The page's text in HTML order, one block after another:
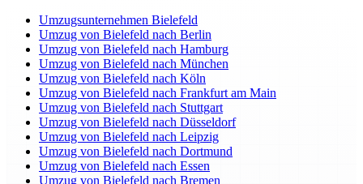
Umzugsunternehmen Bielefeld
Umzug von Bielefeld nach Berlin
Umzug von Bielefeld nach Hamburg
Umzug von Bielefeld nach München
Umzug von Bielefeld nach Köln
Umzug von Bielefeld nach Frankfurt am Main
Umzug von Bielefeld nach Stuttgart
Umzug von Bielefeld nach Düsseldorf
Umzug von Bielefeld nach Leipzig
Umzug von Bielefeld nach Dortmund
Umzug von Bielefeld nach Essen
Umzug von Bielefeld nach Bremen